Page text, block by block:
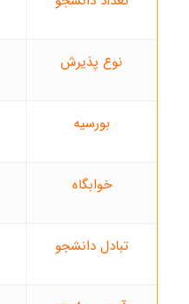
نوع پذیرش
بورسیه
خوابگاه
تبادل دانشجو